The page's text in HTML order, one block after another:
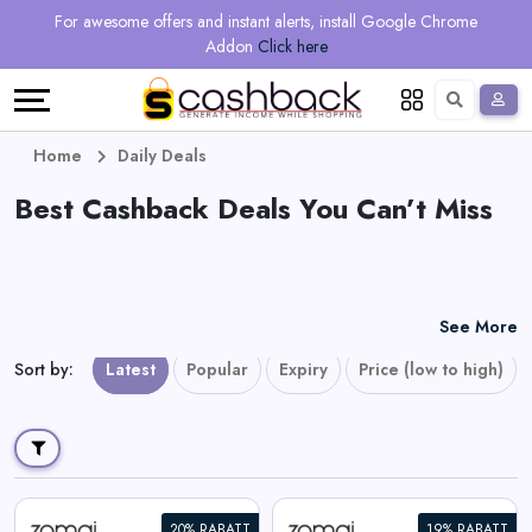
For awesome offers and instant alerts, install Google Chrome
Addon Click here
Regional
Online
Vouchers
Daily
All
Earn
Earn
Earn
Language
Deutsch
Home Daily Deals
Best Cashback Deals You Can’t Miss
See More
Sort by: Latest Popular Expiry Price (low to high)